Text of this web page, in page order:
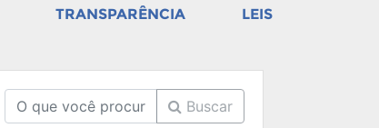
TRANSPARÊNCIA
LEIS
Buscar